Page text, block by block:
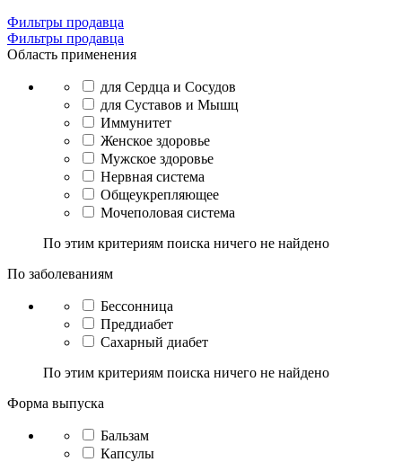
Фильтры продавца
Фильтры продавца
Область применения
для Сердца и Сосудов
для Суставов и Мышц
Иммунитет
Женское здоровье
Мужское здоровье
Нервная система
Общеукрепляющее
Мочеполовая система
По этим критериям поиска ничего не найдено
По заболеваниям
Бессонница
Преддиабет
Сахарный диабет
По этим критериям поиска ничего не найдено
Форма выпуска
Бальзам
Капсулы